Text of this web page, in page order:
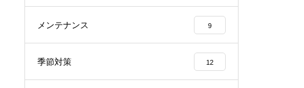
メンテナンス 9
季節対策 12